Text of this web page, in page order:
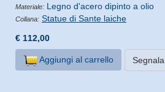
Materiale: Legno d'acero dipinto a olio
Collana: Statue di Sante laiche
€ 112,00
Aggiungi al carrello